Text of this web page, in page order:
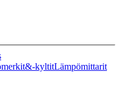
kyltitLämpömittarit